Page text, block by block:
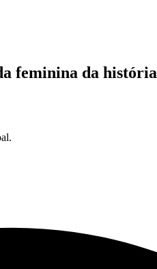
feminina da história